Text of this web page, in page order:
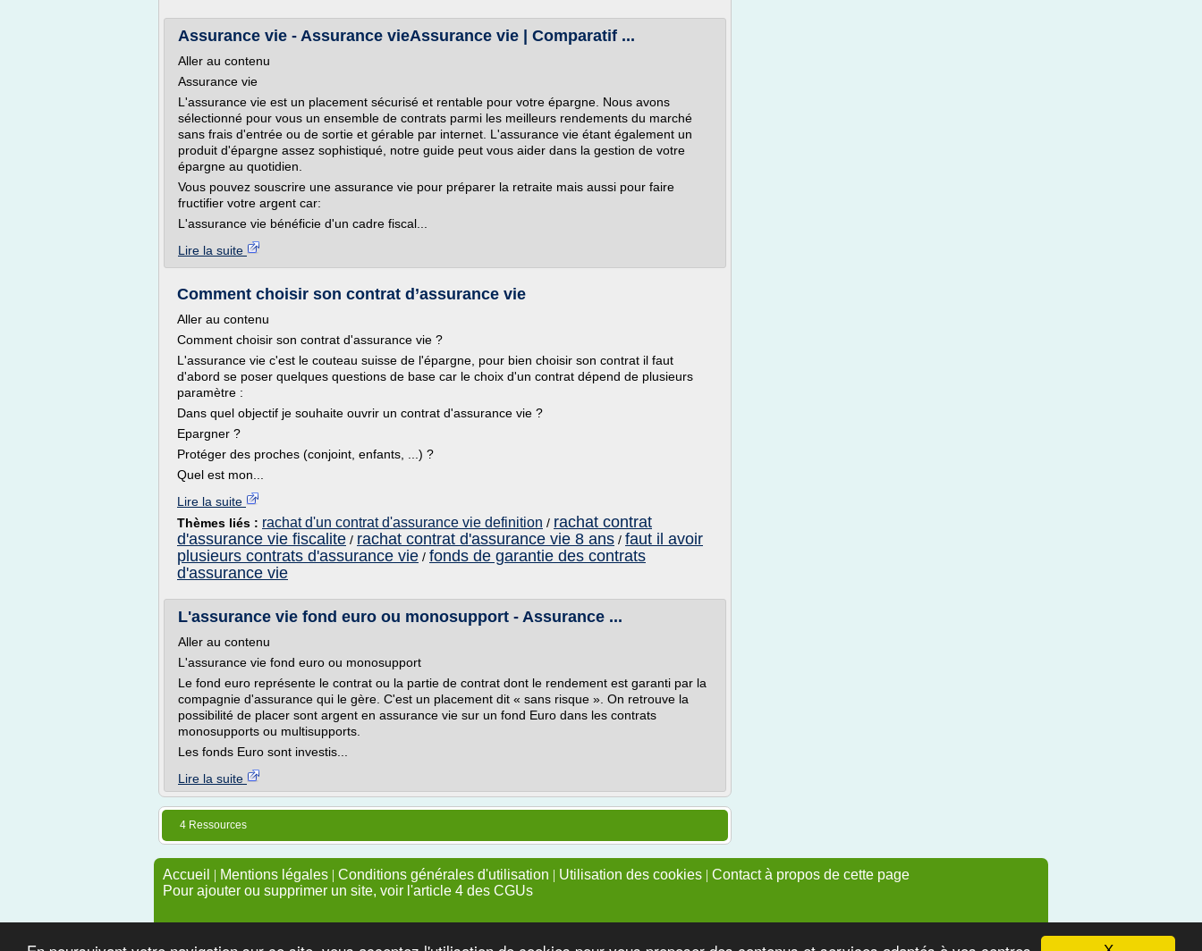
Assurance vie - Assurance vieAssurance vie | Comparatif ...
Aller au contenu
Assurance vie
L'assurance vie est un placement sécurisé et rentable pour votre épargne. Nous avons
sélectionné pour vous un ensemble de contrats parmi les meilleurs rendements du marché
sans frais d'entrée ou de sortie et gérable par internet. L'assurance vie étant également un
produit d'épargne assez sophistiqué, notre guide peut vous aider dans la gestion de votre
épargne au quotidien.
Vous pouvez souscrire une assurance vie pour préparer la retraite mais aussi pour faire
fructifier votre argent car:
L'assurance vie bénéficie d'un cadre fiscal...
Lire la suite
Comment choisir son contrat d’assurance vie
Aller au contenu
Comment choisir son contrat d'assurance vie ?
L'assurance vie c'est le couteau suisse de l'épargne, pour bien choisir son contrat il faut
d'abord se poser quelques questions de base car le choix d'un contrat dépend de plusieurs
paramètre :
Dans quel objectif je souhaite ouvrir un contrat d'assurance vie ?
Epargner ?
Protéger des proches (conjoint, enfants, ...) ?
Quel est mon...
Lire la suite
Thèmes liés : rachat d'un contrat d'assurance vie definition / rachat contrat
d'assurance vie fiscalite / rachat contrat d'assurance vie 8 ans / faut il avoir
plusieurs contrats d'assurance vie / fonds de garantie des contrats
d'assurance vie
L'assurance vie fond euro ou monosupport - Assurance ...
Aller au contenu
L'assurance vie fond euro ou monosupport
Le fond euro représente le contrat ou la partie de contrat dont le rendement est garanti par la
compagnie d'assurance qui le gère. C'est un placement dit « sans risque ». On retrouve la
possibilité de placer sont argent en assurance vie sur un fond Euro dans les contrats
monosupports ou multisupports.
Les fonds Euro sont investis...
Lire la suite
4 Ressources
Accueil | Mentions légales | Conditions générales d'utilisation | Utilisation des cookies | Contact à propos de cette page
Pour ajouter ou supprimer un site, voir l'article 4 des CGUs